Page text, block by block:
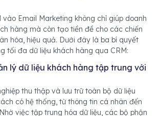
vào Email Marketing không chỉ giúp doanh
hàng mà còn tạo tiền đề cho các chiến
hóa, hiệu quả. Dưới đây là ba bí quyết
tối đa dữ liệu khách hàng qua CRM:
lý dữ liệu khách hàng tập trung với
thu thập và lưu trữ toàn bộ dữ liệu
có hệ thống, từ thông tin cá nhân đến
việc tập trung hóa dữ liệu, các bộ phận